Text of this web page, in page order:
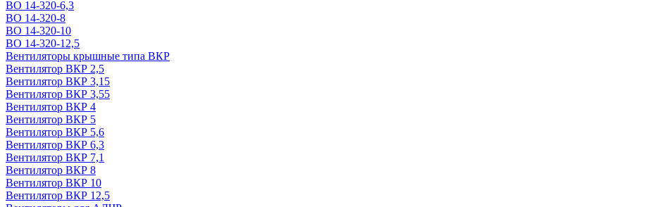
ВО 14-320-6,3
ВО 14-320-8
ВО 14-320-10
ВО 14-320-12,5
Вентиляторы крышные типа ВКР
Вентилятор ВКР 2,5
Вентилятор ВКР 3,15
Вентилятор ВКР 3,55
Вентилятор ВКР 4
Вентилятор ВКР 5
Вентилятор ВКР 5,6
Вентилятор ВКР 6,3
Вентилятор ВКР 7,1
Вентилятор ВКР 8
Вентилятор ВКР 10
Вентилятор ВКР 12,5